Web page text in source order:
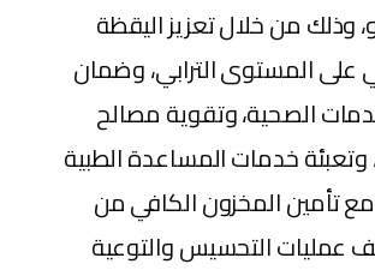
وذلك من خلال تعزيز اليقظة
على المستوى الترابي، وضمان
الصحية، وتقوية مصالح
خدمات المساعدة الطبية
مع تأمين المخزون الكافي من
عمليات التحسيس والتوعية